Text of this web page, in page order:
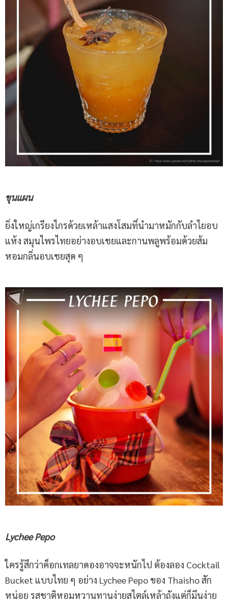
ขุนแผน
ยิ่งใหญ่เกรียงไกรด้วยเหล้าแสงโสมที่นำมาหมักกับลำไยอบ
แห้ง สมุนไพรไทยอย่างอบเชยและกานพลูพร้อมด้วยส้ม
หอมกลิ่นอบเชยสุด ๆ
Lychee Pepo
ใครรู้สึกว่าค็อกเทลยาดองอาจจะหนักไป ต้องลอง Cocktail
Bucket แบบไทย ๆ อย่าง Lychee Pepo ของ Thaisho สัก
หน่อย รสชาติหอมหวานทานง่ายสไตล์เหล้าถังแต่ก็มึนง่าย